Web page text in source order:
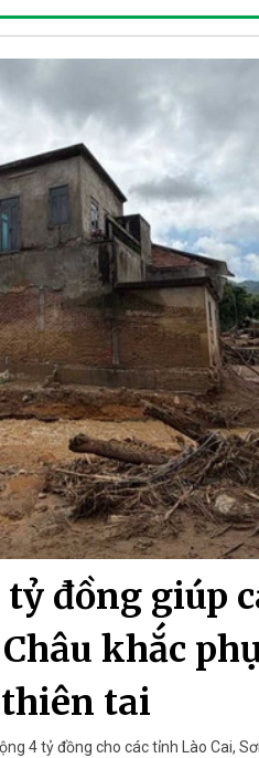
đồng giúp
khắc
thiên tai
4 tỷ đồng cho các tỉnh Lào Cai,